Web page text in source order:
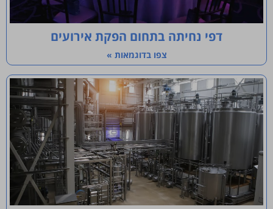
דפי נחיתה בתחום הפקת אירועים
צפו בדוגמאות »